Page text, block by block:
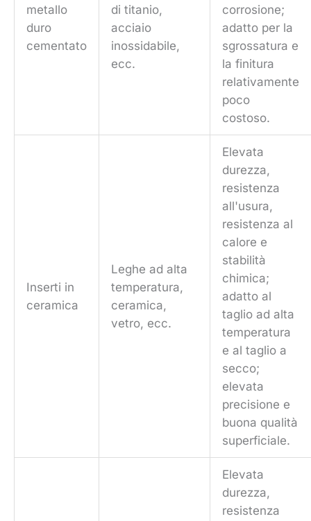
metallo
duro
cementato
di titanio,
acciaio
inossidabile,
ecc.
corrosione;
adatto per la
sgrossatura e
la finitura
relativamente
poco
costoso.
Inserti in
ceramica
Leghe ad alta
temperatura,
ceramica,
vetro, ecc.
Elevata
durezza,
resistenza
all'usura,
resistenza al
calore e
stabilità
chimica;
adatto al
taglio ad alta
temperatura
e al taglio a
secco;
elevata
precisione e
buona qualità
superficiale.
Elevata
durezza,
resistenza